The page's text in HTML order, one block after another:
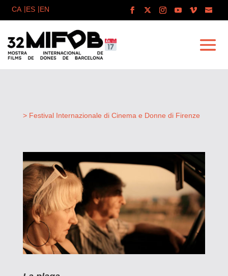
> Festival Internazionale di Cinema e Donne di Firenze